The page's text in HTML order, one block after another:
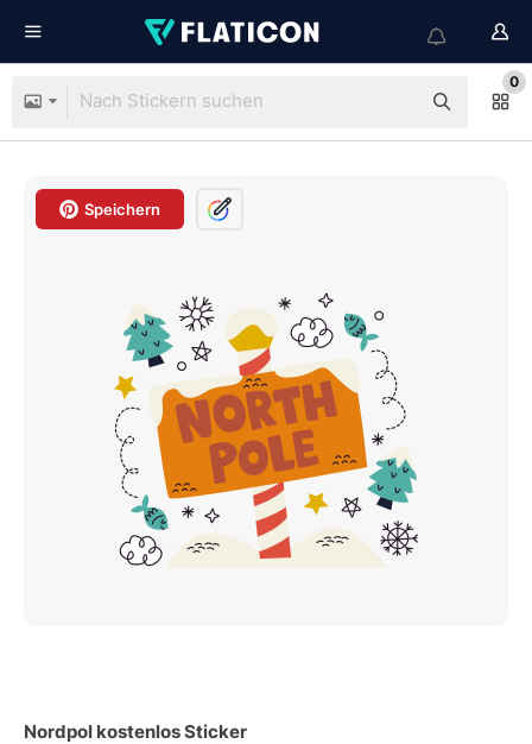
0
Speichern
Nordpol kostenlos Sticker